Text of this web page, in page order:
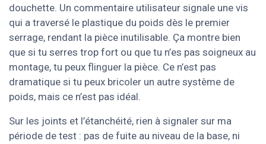
douchette. Un commentaire utilisateur signale une vis
qui a traversé le plastique du poids dès le premier
serrage, rendant la pièce inutilisable. Ça montre bien
que si tu serres trop fort ou que tu n’es pas soigneux au
montage, tu peux flinguer la pièce. Ce n’est pas
dramatique si tu peux bricoler un autre système de
poids, mais ce n’est pas idéal.
Sur les joints et l’étanchéité, rien à signaler sur ma
période de test : pas de fuite au niveau de la base, ni